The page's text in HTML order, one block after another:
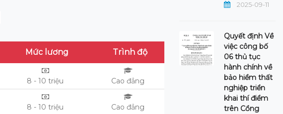
Mức lương Trình độ
8 - 10 triệu Cao đẳng
8 - 10 triệu Cao đẳng
2025-09-11
Quyết định Về
việc công bố
06 thủ tục
hành chính về
bảo hiểm thất
nghiệp triển
khai thí điểm
trên Cổng